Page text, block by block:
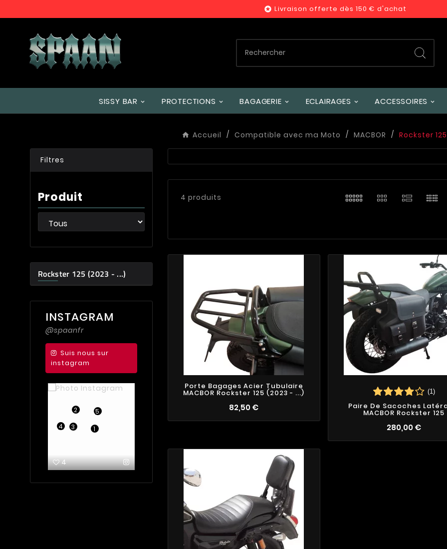
 Livraison offerte dès 150 € d'achat
SISSY BAR PROTECTIONS BAGAGERIE ECLAIRAGES ACCESSOIRES
Accueil Compatible avec ma Moto MACBOR Rockster
Filtres
Produit
Rockster 125 (2023 - ...)
INSTAGRAM
@spaanfr
Suis nous sur
instagram
3
4
4
1
2
4
4 produits
Porte Bagages Acier Tubulaire
MACBOR Rockster 125 (2023 - ...)
82,50 €
(1)
Paire De Sacoches
MACBOR Rockster 125
280,00 €